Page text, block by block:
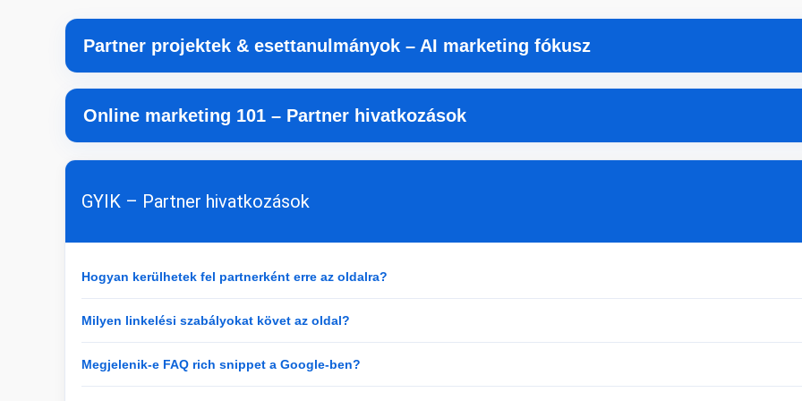
Partner projektek & esettanulmányok – AI marketing fókusz
Online marketing 101 – Partner hivatkozások
GYIK – Partner hivatkozások
Hogyan kerülhetek fel partnerként erre az oldalra?
Milyen linkelési szabályokat követ az oldal?
Megjelenik-e FAQ rich snippet a Google-ben?